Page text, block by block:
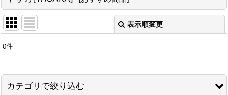
表示順変更
表示数:
0件
カテゴリで絞り込む